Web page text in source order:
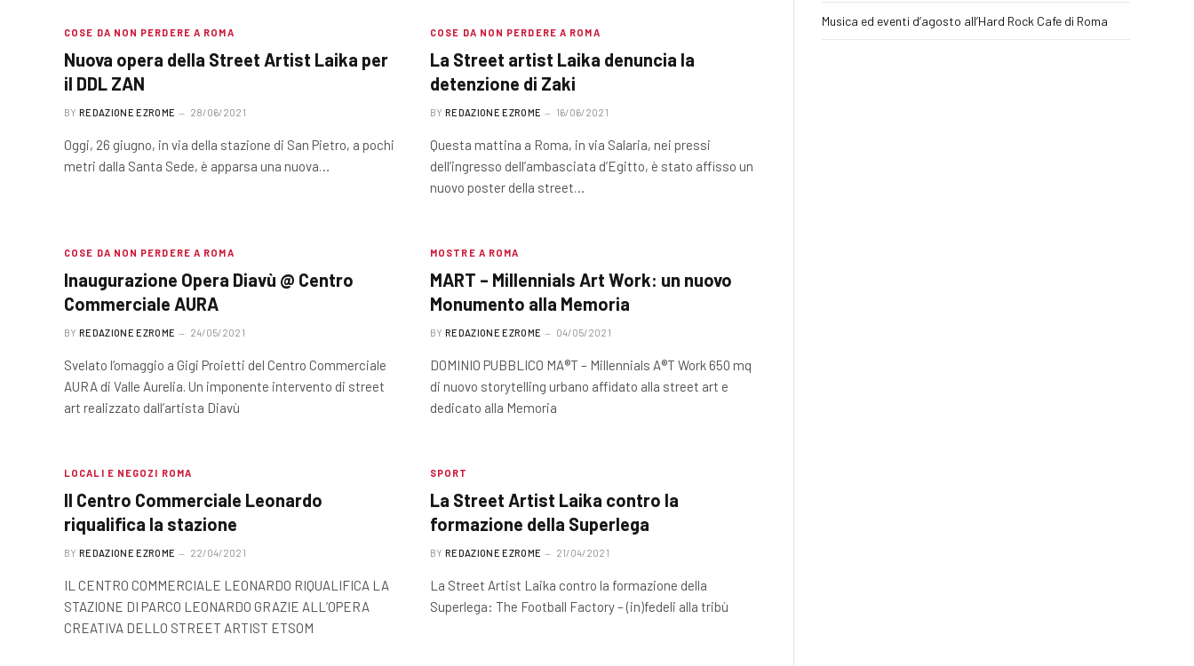
COSE DA NON PERDERE A ROMA
Nuova opera della Street Artist Laika per
il DDL ZAN
BY REDAZIONE EZROME 28/06/2021
Oggi, 26 giugno, in via della stazione di San Pietro, a pochi
metri dalla Santa Sede, è apparsa una nuova…
COSE DA NON PERDERE A ROMA
La Street artist Laika denuncia la
detenzione di Zaki
BY REDAZIONE EZROME 16/06/2021
Questa mattina a Roma, in via Salaria, nei pressi
dell’ingresso dell’ambasciata d’Egitto, è stato affisso un
nuovo poster della street…
COSE DA NON PERDERE A ROMA
Inaugurazione Opera Diavù @ Centro
Commerciale AURA
BY REDAZIONE EZROME 24/05/2021
Svelato l’omaggio a Gigi Proietti del Centro Commerciale
AURA di Valle Aurelia. Un imponente intervento di street
art realizzato dall’artista Diavù
MOSTRE A ROMA
MART – Millennials Art Work: un nuovo
Monumento alla Memoria
BY REDAZIONE EZROME 04/05/2021
DOMINIO PUBBLICO MA®T – Millennials A®T Work 650 mq
di nuovo storytelling urbano affidato alla street art e
dedicato alla Memoria
LOCALI E NEGOZI ROMA
Il Centro Commerciale Leonardo
riqualifica la stazione
BY REDAZIONE EZROME 22/04/2021
IL CENTRO COMMERCIALE LEONARDO RIQUALIFICA LA
STAZIONE DI PARCO LEONARDO GRAZIE ALL’OPERA
CREATIVA DELLO STREET ARTIST ETSOM
SPORT
La Street Artist Laika contro la
formazione della Superlega
BY REDAZIONE EZROME 21/04/2021
La Street Artist Laika contro la formazione della
Superlega: The Football Factory – (in)fedeli alla tribù
Musica ed eventi d’agosto all’Hard Rock Cafe di Roma